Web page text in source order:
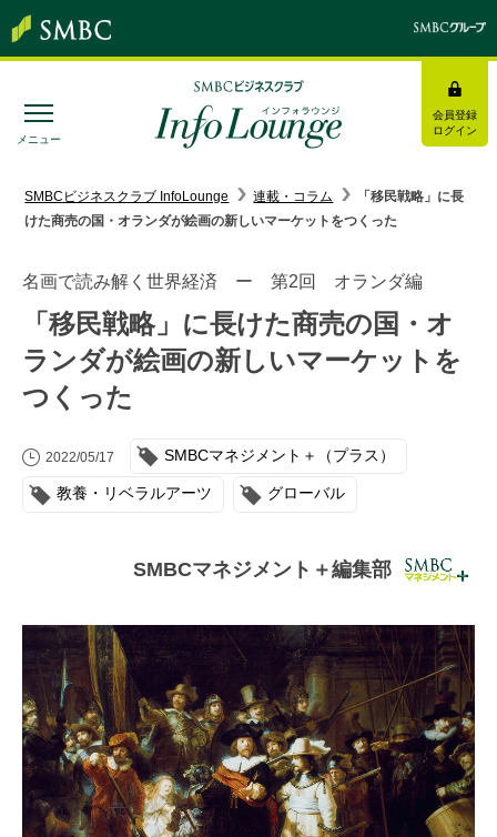
メニュー
会員登録
ログイン
みんなの研修
トピックス＆インフォメーション
インタビュー・レポート
イベント・セミナー
資料ダウンロード
InfoLoungeとは
利用規約
プライバシーポリシー
SMBCビジネスクラブ InfoLounge 連載・コラム
「移民戦略」に長
けた商売の国・オランダが絵画の新しいマーケットをつくった
名画で読み解く世界経済 ー 第2回 オランダ編
「移民戦略」に長けた商売の国・オ
ランダが絵画の新しいマーケットを
つくった
2022/05/17 SMBCマネジメント＋（プラス）
教養・リベラルアーツ グローバル
SMBCマネジメント＋編集部